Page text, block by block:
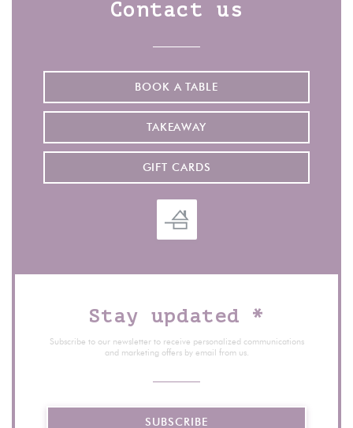
Contact us
BOOK A TABLE
TAKEAWAY
GIFT CARDS
Stay updated *
Subscribe to our newsletter to receive personalized communications
and marketing offers by email from us.
SUBSCRIBE